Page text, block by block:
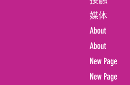
媒体
About
About
New Page
New Page